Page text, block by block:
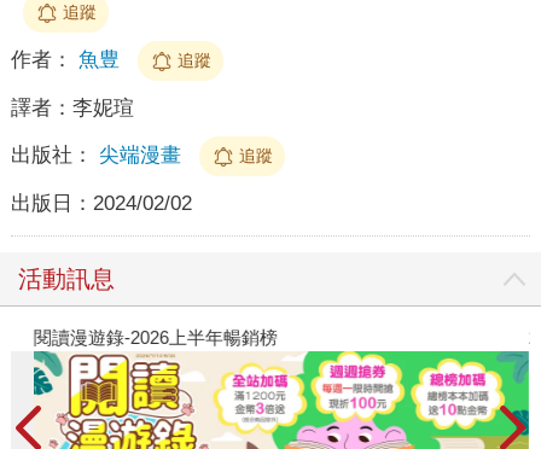
追蹤
作者： 魚豊 追蹤
譯者： 李妮瑄
出版社： 尖端漫畫 追蹤
出版日： 2024/02/02
活動訊息
閱讀漫遊錄-2026上半年暢銷榜